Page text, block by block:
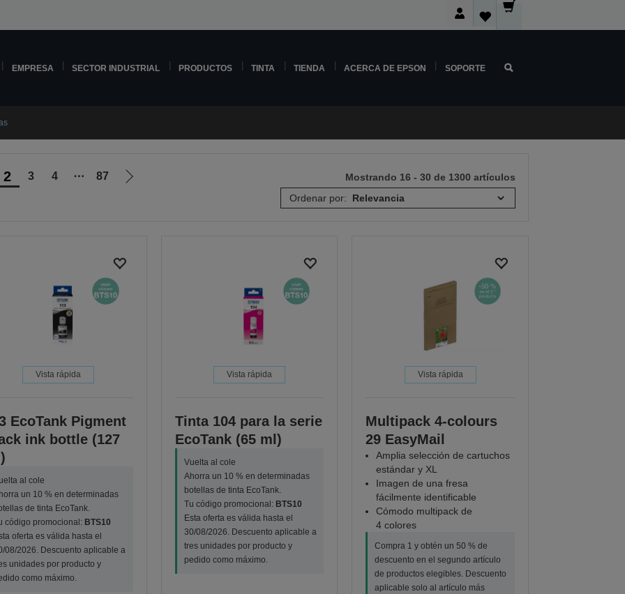
EMPRESA SECTOR INDUSTRIAL PRODUCTOS TINTA TIENDA ACERCA DE EPSON SOPORTE
2 3 4 ⋯ 87
Ir
Mostrando 16 - 30 de 1300 artículos
Ordenar por:
Vista rápida
EcoTank Pigment
ink bottle (127
al cole
un 10 % en determinadas
de tinta EcoTank.
código promocional: BTS10
oferta es válida hasta el
08/2026. Descuento aplicable a
unidades por producto y
como máximo.
Vista rápida
Tinta 104 para la serie
EcoTank (65 ml)
Vuelta al cole
Ahorra un 10 % en determinadas
botellas de tinta EcoTank.
Tu código promocional: BTS10
Esta oferta es válida hasta el
30/08/2026. Descuento aplicable a
tres unidades por producto y
pedido como máximo.
Vista rápida
Multipack 4-colours
29 EasyMail
Amplia selección de cartuchos
estándar y XL
Imagen de una fresa
fácilmente identificable
Cómodo multipack de
4 colores
Compra 1 y obtén un 50 % de
descuento en el segundo artículo
de productos elegibles. Descuento
aplicable solo al artículo más